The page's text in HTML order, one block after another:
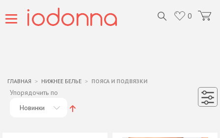
0
ГЛАВНАЯ НИЖНЕЕ БЕЛЬЕ ПОЯСА И ПОДВЯЗКИ
Упорядочить по
Новинки